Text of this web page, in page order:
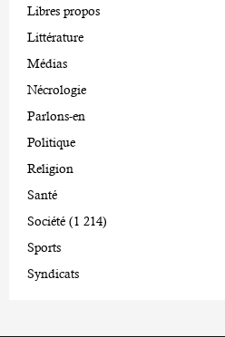
Libres propos
Littérature
Médias
Nécrologie
Parlons-en
Politique
Religion
Santé
Société (1 214)
Sports
Syndicats